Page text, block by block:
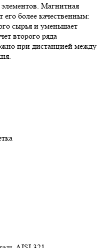
Магнитная
его более качественным:
сырья и уменьшает
второго ряда
при дистанцией между